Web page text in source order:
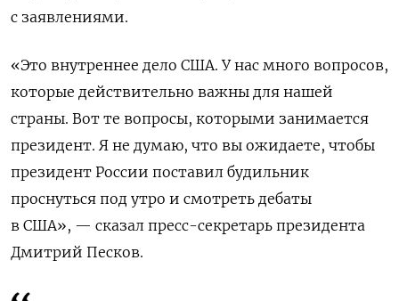
с заявлениями.
«Это внутреннее дело США. У нас много вопросов,
которые действительно важны для нашей
страны. Вот те вопросы, которыми занимается
президент. Я не думаю, что вы ожидаете, чтобы
президент России поставил будильник
проснуться под утро и смотреть дебаты
в США», — сказал пресс-секретарь президента
Дмитрий Песков.